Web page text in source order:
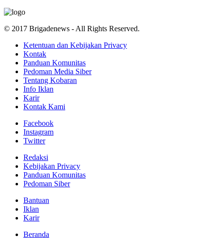
© 2017 Brigadenews - All Rights Reserved.
Ketentuan dan Kebijakan Privacy
Kontak
Panduan Komunitas
Pedoman Media Siber
Tentang Kobaran
Info Iklan
Karir
Kontak Kami
Facebook
Instagram
Twitter
Redaksi
Kebijakan Privacy
Panduan Komunitas
Pedoman Siber
Bantuan
Iklan
Karir
Beranda